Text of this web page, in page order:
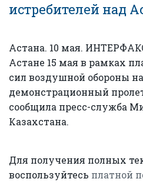
истребителей над
Астана. 10 мая.
Астане 15 мая в рамках
сил воздушной обороны
демонстрационный
сообщила пресс-служба
Казахстана.
Для получения полных
воспользуйтесь платной